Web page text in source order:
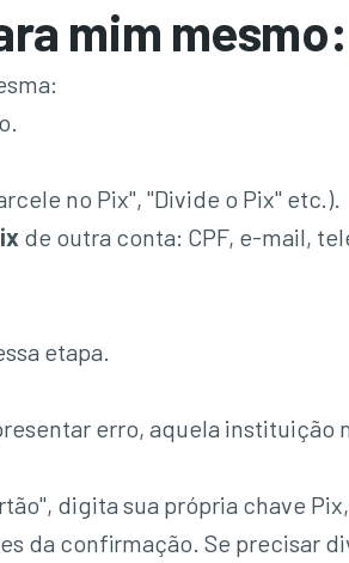
mim
no Pix", "Divide o Pix" etc.).
de outra conta: CPF, e-mail,
etapa.
erro, aquela
digita sua própria chave
da confirmação. Se precisar